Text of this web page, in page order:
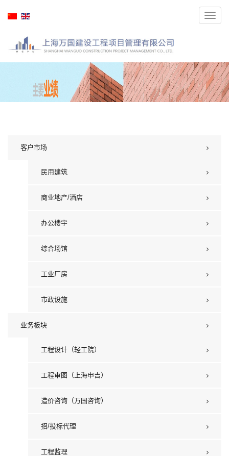
客户市场
民用建筑
商业地产/酒店
办公楼宇
综合场馆
工业厂房
市政设施
业务板块
工程设计（轻工院）
工程审图（上海申吉）
造价咨询（万国咨询）
招/投标代理
工程监理